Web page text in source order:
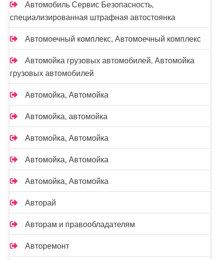
Автомобиль Сервис Безопасность,
специализированная штрафная автостоянка
Автомоечный комплекс, Автомоечный комплекс
Автомойка грузовых автомобилей, Автомойка
грузовых автомобилей
Автомойка, Автомойка
Автомойка, автомойка
Автомойка, Автомойка
Автомойка, Автомойка
Автомойка, Автомойка
Авторай
Авторам и правообладателям
Авторемонт